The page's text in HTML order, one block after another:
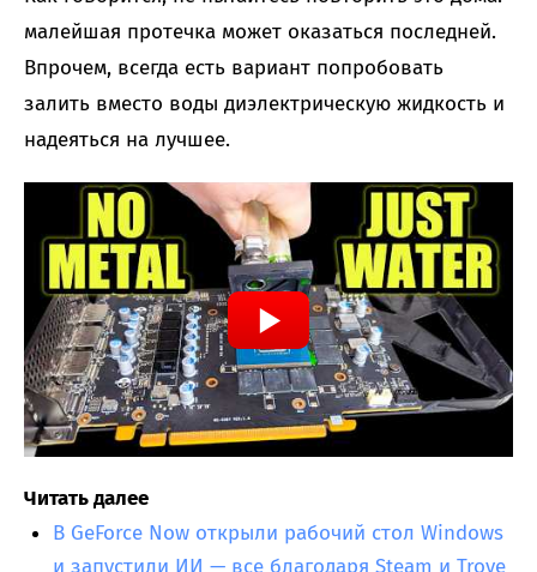
малейшая протечка может оказаться последней.
Впрочем, всегда есть вариант попробовать
залить вместо воды диэлектрическую жидкость и
надеяться на лучшее.
Читать далее
В GeForce Now открыли рабочий стол Windows
и запустили ИИ — все благодаря Steam и Trove